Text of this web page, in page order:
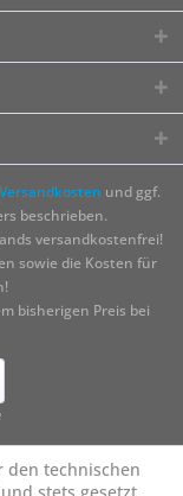
Versandkosten und ggf.
beschrieben.
versandkostenfrei!
sowie die Kosten für
bisherigen Preis bei
den technischen